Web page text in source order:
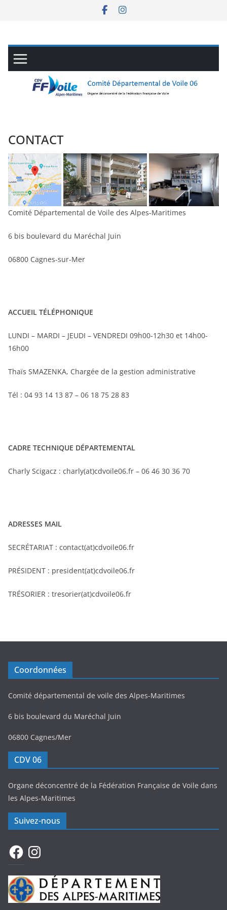
CONTACT
Comité Départemental de Voile des Alpes-Maritimes
6 bis boulevard du Maréchal Juin
06800 Cagnes-sur-Mer
ACCUEIL TÉLÉPHONIQUE
LUNDI – MARDI – JEUDI – VENDREDI 09h00-12h30 et 14h00-
16h00
Thaïs SMAZENKA, Chargée de la gestion administrative
Tél : 04 93 14 13 87 – 06 18 75 28 83
CADRE TECHNIQUE DÉPARTEMENTAL
Charly Scigacz : charly(at)cdvoile06.fr – 06 46 30 36 70
ADRESSES MAIL
SECRÉTARIAT : contact(at)cdvoile06.fr
PRÉSIDENT : president(at)cdvoile06.fr
TRÉSORIER : tresorier(at)cdvoile06.fr
Coordonnées
Comité départemental de voile des Alpes-Maritimes
6 bis boulevard du Maréchal Juin
06800 Cagnes/Mer
CDV 06
Organe déconcentré de la Fédération Française de Voile dans
les Alpes-Maritimes
Suivez-nous
FacebookInstagram